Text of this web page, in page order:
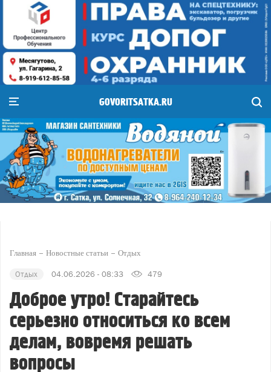
GOVORITSATKA.RU
Главная Новостные статьи Отдых
Отдых 04.06.2026 - 08:33 479
Доброе утро! Старайтесь
серьезно относиться ко всем
делам, вовремя решать
вопросы